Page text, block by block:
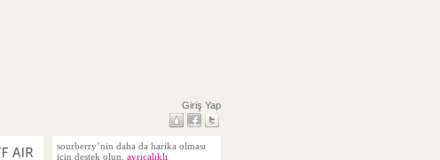
Giriş Yap
sourberry’nin daha da harika olması
için destek olun, ayrıcalıklı